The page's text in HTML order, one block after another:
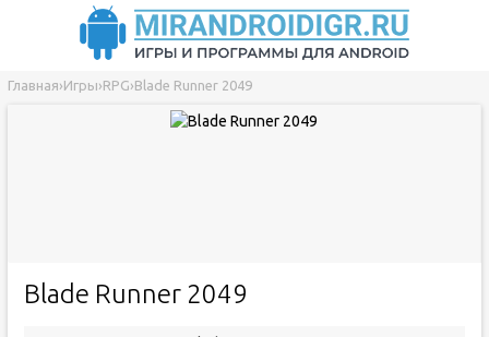
Главная›Игры›RPG›Blade Runner 2049
Blade Runner 2049